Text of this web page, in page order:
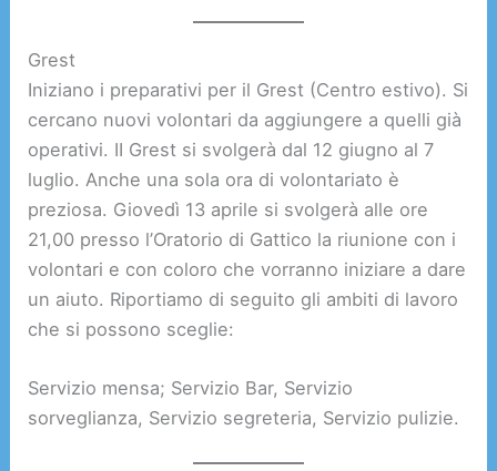
Grest
Iniziano i preparativi per il Grest (Centro estivo). Si
cercano nuovi volontari da aggiungere a quelli già
operativi. II Grest si svolgerà dal 12 giugno al 7
luglio. Anche una sola ora di volontariato è
preziosa. Giovedì 13 aprile si svolgerà alle ore
21,00 presso l’Oratorio di Gattico la riunione con i
volontari e con coloro che vorranno iniziare a dare
un aiuto. Riportiamo di seguito gli ambiti di lavoro
che si possono sceglie:
Servizio mensa; Servizio Bar, Servizio
sorveglianza, Servizio segreteria, Servizio pulizie.